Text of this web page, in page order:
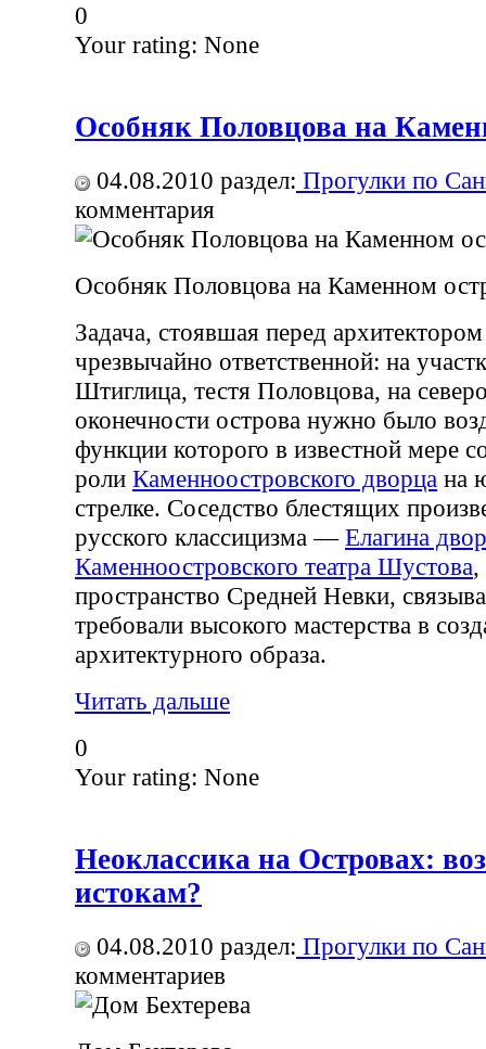
0
Your rating: None
Особняк Половцова на
04.08.2010 раздел: Прогулки по
комментария
Особняк Половцова на Каменном
Задача, стоявшая перед
чрезвычайно ответственной: на
Штиглица, тестя Половцова, на
оконечности острова нужно было
функции которого в известной мере
роли Каменноостровского дворца на
стрелке. Соседство блестящих
русского классицизма —Елагина
Каменноостровского театра Шустова,
пространство Средней Невки,
требовали высокого мастерства в
архитектурного образа.
Читать дальше
0
Your rating: None
Неоклассика на Островах:
истокам?
04.08.2010 раздел: Прогулки по
комментариев